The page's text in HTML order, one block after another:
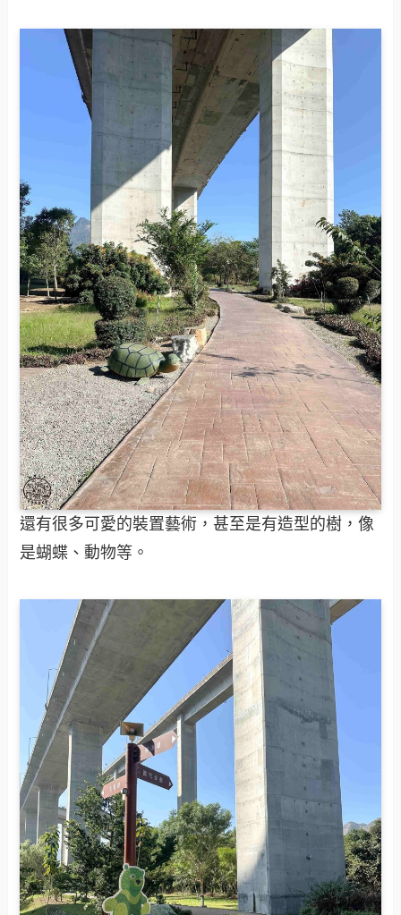
還有很多可愛的裝置藝術，甚至是有造型的樹，像
是蝴蝶、動物等。